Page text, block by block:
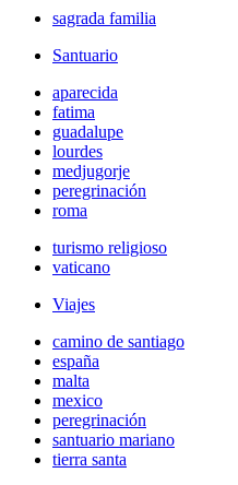
sagrada familia
Santuario
aparecida
fatima
guadalupe
lourdes
medjugorje
peregrinación
roma
turismo religioso
vaticano
Viajes
camino de santiago
españa
malta
mexico
peregrinación
santuario mariano
tierra santa